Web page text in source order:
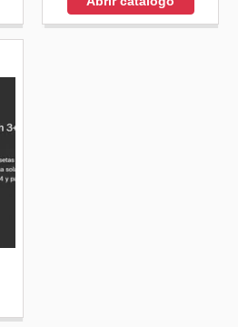
Guess dealsexclusivos online
experiencia cómoda y
de obtener el
y de estar siempre a la
enjoy exclusive savings